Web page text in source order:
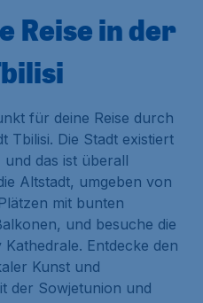
Reise in der
für deine Reise durch
Tbilisi. Die Stadt existiert
das ist überall
Altstadt, umgeben von
mit bunten
und besuche die
Entdecke den
Kunst und
der Sowjetunion und